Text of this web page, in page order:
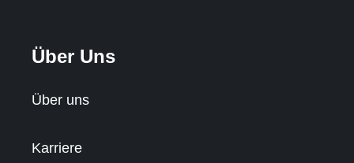
Über Uns
Über uns
Karriere